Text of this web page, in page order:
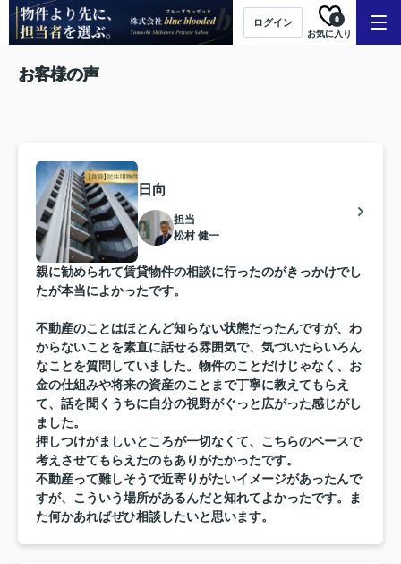
ログイン
お気に入り
0
お客様の声
日向
担当
松村 健一
親に勧められて賃貸物件の相談に行ったのがきっかけでし
たが本当によかったです。
不動産のことはほとんど知らない状態だったんですが、わ
からないことを素直に話せる雰囲気で、気づいたらいろん
なことを質問していました。物件のことだけじゃなく、お
金の仕組みや将来の資産のことまで丁寧に教えてもらえ
て、話を聞くうちに自分の視野がぐっと広がった感じがし
ました。
押しつけがましいところが一切なくて、こちらのペースで
考えさせてもらえたのもありがたかったです。
不動産って難しそうで近寄りがたいイメージがあったんで
すが、こういう場所があるんだと知れてよかったです。ま
た何かあればぜひ相談したいと思います。